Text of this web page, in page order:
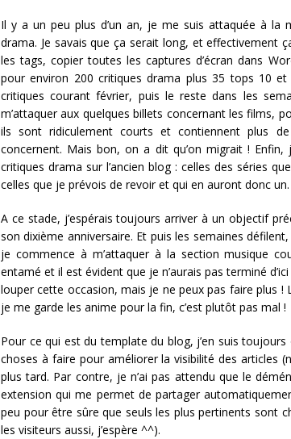
Il y a un peu plus d’un an, je me suis attaquée à la
drama. Je savais que ça serait long, et effectivement
les tags, copier toutes les captures d’écran dans
pour environ 200 critiques drama plus 35 tops 10
critiques courant février, puis le reste dans les
m’attaquer aux quelques billets concernant les films,
ils sont ridiculement courts et contiennent plus de
concernent. Mais bon, on a dit qu’on migrait ! Enfin,
critiques drama sur l’ancien blog : celles des séries
celles que je prévois de revoir et qui en auront donc un.
A ce stade, j’espérais toujours arriver à un objectif
son dixième anniversaire. Et puis les semaines
je commence à m’attaquer à la section musique
entamé et il est évident que je n’aurais pas terminé
louper cette occasion, mais je ne peux pas faire plus !
je me garde les anime pour la fin, c’est plutôt pas mal !
Pour ce qui est du template du blog, j’en suis
choses à faire pour améliorer la visibilité des articles
plus tard. Par contre, je n’ai pas attendu que le
extension qui me permet de partager
peu pour être sûre que seuls les plus pertinents sont
les visiteurs aussi, j’espère ^^).